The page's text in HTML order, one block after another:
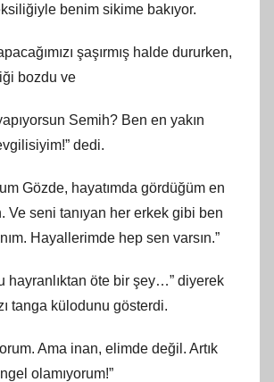
benim sikime bakıyor.
şaşırmış halde dururken,
bozdu ve
Semih? Ben en yakın
dedi.
Gözde, hayatımda gördüğüm en
Ve seni tanıyan her erkek gibi ben
Hayallerimde hep sen varsın.”
hayranlıktan öte bir şey…” diyerek
tanga külodunu gösterdi.
Ama inan, elimde değil. Artık
olamıyorum!”